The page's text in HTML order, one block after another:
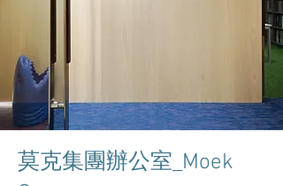
莫克集團辦公室_Moek